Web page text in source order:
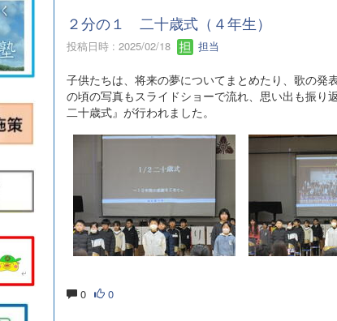
２分の１ 二十歳式（４年生）
投稿日時 : 2025/02/18 担当
子供たちは、将来の夢についてまとめたり、歌の発
の頃の写真もスライドショーで流れ、思い出も振り
二十歳式』が行われました。
0 0